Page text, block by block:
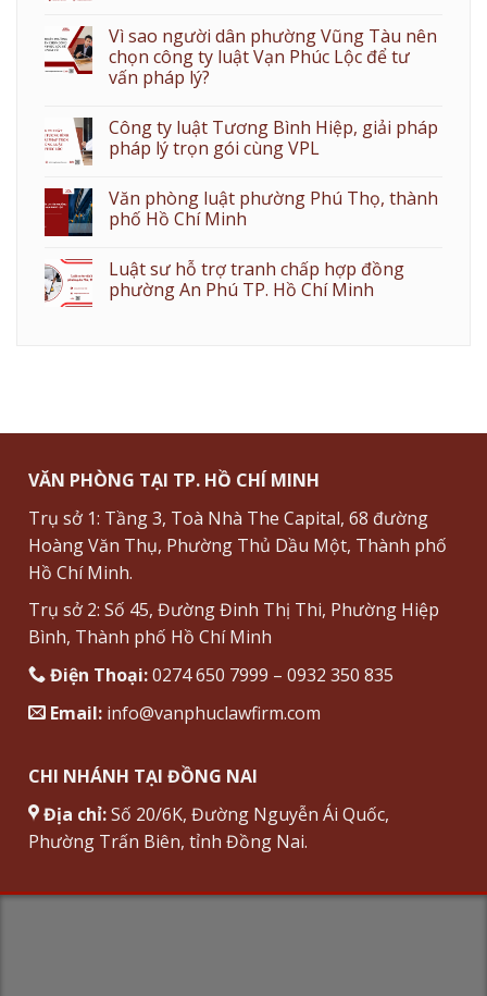
Vì sao người dân phường Vũng Tàu nên
chọn công ty luật Vạn Phúc Lộc để tư
vấn pháp lý?
Công ty luật Tương Bình Hiệp, giải pháp
pháp lý trọn gói cùng VPL
Văn phòng luật phường Phú Thọ, thành
phố Hồ Chí Minh
Luật sư hỗ trợ tranh chấp hợp đồng
phường An Phú TP. Hồ Chí Minh
VĂN PHÒNG TẠI TP. HỒ CHÍ MINH
Trụ sở 1: Tầng 3, Toà Nhà The Capital, 68 đường
Hoàng Văn Thụ, Phường Thủ Dầu Một, Thành phố
Hồ Chí Minh.
Trụ sở 2: Số 45, Đường Đinh Thị Thi, Phường Hiệp
Bình, Thành phố Hồ Chí Minh
Điện Thoại:0274 650 7999 – 0932 350 835
Email: info@vanphuclawfirm.com
CHI NHÁNH TẠI ĐỒNG NAI
Địa chỉ:Số 20/6K, Đường Nguyễn Ái Quốc,
Phường Trấn Biên, tỉnh Đồng Nai.